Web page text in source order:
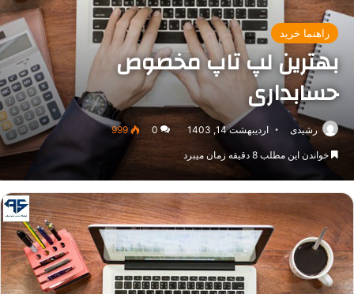
راهنما خرید
بهترین لپ تاپ مخصوص
حسابداری
رشیدی اردیبهشت 14, 1403 0
999
خواندن این مطلب 8 دقیقه زمان میبرد